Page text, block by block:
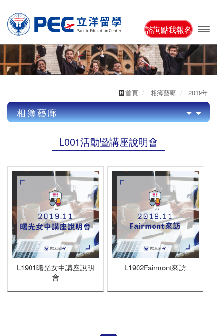
諮詢點我報名
首頁 相簿藝廊 2019年
相簿藝廊
2022年/L001活動暨講座說明會
2021年
US001美國遊學團
AU001澳洲遊學團
CA001加拿大遊學團
UK001英國遊學團
L001活動暨講座說明會
2020年
US001美國遊學團
AU001澳洲遊學團
CA001加拿大遊學團
UK001英國遊學團
L001活動暨講座說明會
L001活動暨講座說明會
2018年
L001活動暨講座說明會
L001活動暨講座說明會
L1901曙光女中講座說明
會
L1902Fairmont來訪